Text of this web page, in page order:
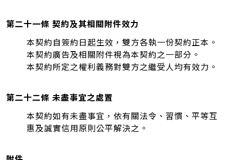
第二十一條 契約及其相關附件效力
本契約自簽約日起生效，雙方各執一份契約正本。
本契約廣告及相關附件視為本契約之一部分。
本契約所定之權利義務對雙方之繼受人均有效力。
第二十二條 未盡事宜之處置
本契約如有未盡事宜，依有關法令、習慣、平等互
惠及誠實信用原則公平解決之。